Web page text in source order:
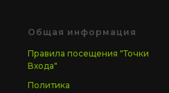
Общая информация
Правила посещения "Точки
Входа"
Политика